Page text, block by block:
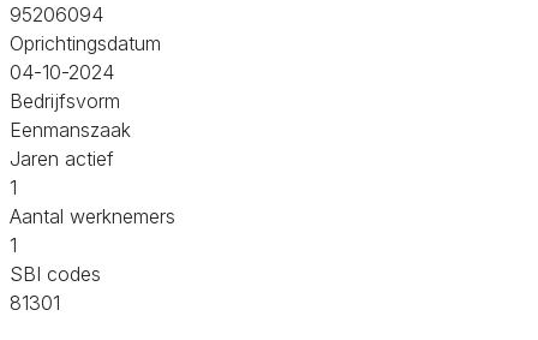
95206094
Oprichtingsdatum
04-10-2024
Bedrijfsvorm
Eenmanszaak
Jaren actief
1
Aantal werknemers
1
SBI codes
81301